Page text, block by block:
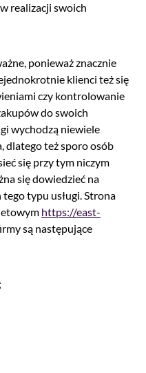
realizacji swoich
ponieważ znacznie
klienci też się
czy kontrolowanie
do swoich
wychodzą niewiele
dlatego też sporo osób
się przy tym niczym
się dowiedzieć na
typu usługi. Strona
https://east-
są następujące